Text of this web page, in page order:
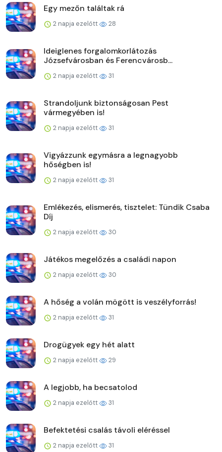
Egy mezőn találtak rá
2 napja ezelőtt 28
Ideiglenes forgalomkorlátozás
Józsefvárosban és Ferencvárosb...
2 napja ezelőtt 31
Strandoljunk biztonságosan Pest
vármegyében is!
2 napja ezelőtt 31
Vigyázzunk egymásra a legnagyobb
hőségben is!
2 napja ezelőtt 31
Emlékezés, elismerés, tisztelet: Tündik Csaba
Díj
2 napja ezelőtt 30
Játékos megelőzés a családi napon
2 napja ezelőtt 30
A hőség a volán mögött is veszélyforrás!
2 napja ezelőtt 31
Drogügyek egy hét alatt
2 napja ezelőtt 29
A legjobb, ha becsatolod
2 napja ezelőtt 31
Befektetési csalás távoli eléréssel
2 napja ezelőtt 31